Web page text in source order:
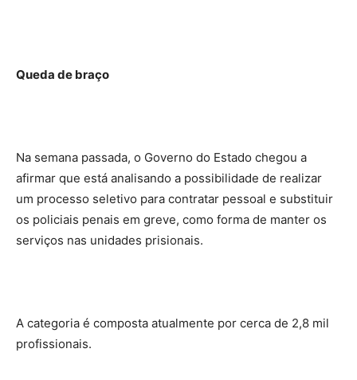
Queda de braço
Na semana passada, o Governo do Estado chegou a
afirmar que está analisando a possibilidade de realizar
um processo seletivo para contratar pessoal e substituir
os policiais penais em greve, como forma de manter os
serviços nas unidades prisionais.
A categoria é composta atualmente por cerca de 2,8 mil
profissionais.